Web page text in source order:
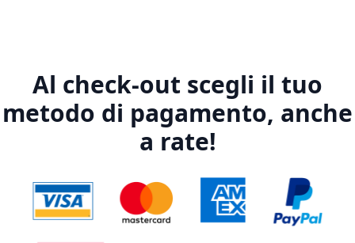
Al check-out scegli il tuo
metodo di pagamento, anche
a rate!